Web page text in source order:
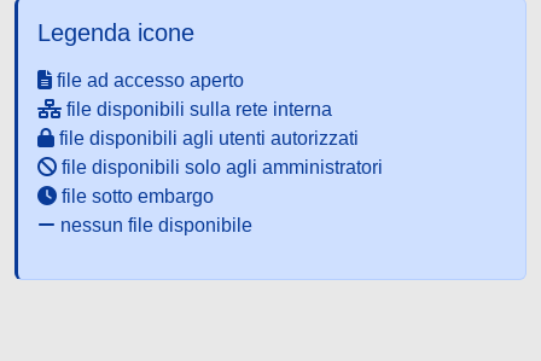
Legenda icone
file ad accesso aperto
file disponibili sulla rete interna
file disponibili agli utenti autorizzati
file disponibili solo agli amministratori
file sotto embargo
nessun file disponibile